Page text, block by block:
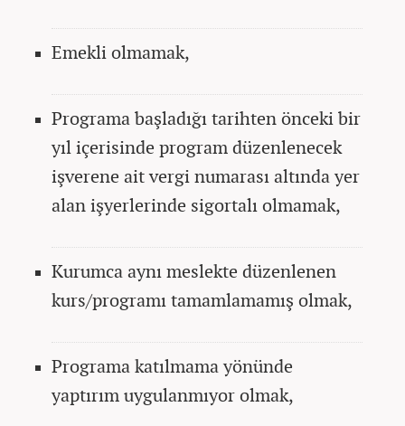
Emekli olmamak,
Programa başladığı tarihten önceki bir
yıl içerisinde program düzenlenecek
işverene ait vergi numarası altında yer
alan işyerlerinde sigortalı olmamak,
Kurumca aynı meslekte düzenlenen
kurs/programı tamamlamamış olmak,
Programa katılmama yönünde
yaptırım uygulanmıyor olmak,